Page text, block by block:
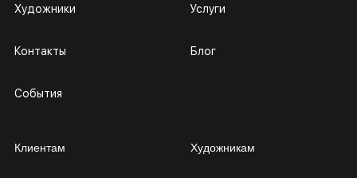
Художники
Контакты
События
Услуги
Блог
Клиентам Художникам